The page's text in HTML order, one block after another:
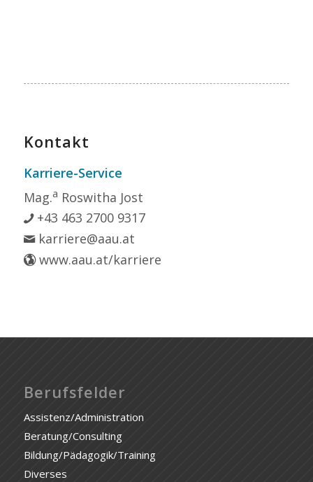
Kontakt
Karriere-Service
Mag.a Roswitha Jost
+43 463 2700 9317
karriere@aau.at
www.aau.at/karriere
Berufsfelder
Assistenz/Administration
Beratung/Consulting
Bildung/Pädagogik/Training
Diverses